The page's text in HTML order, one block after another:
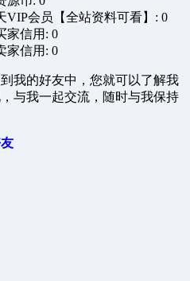
VIP会员【全站资料可看】: 0
家信用: 0
家信用: 0
我的好友中，您就可以了解我
与我一起交流，随时与我保持